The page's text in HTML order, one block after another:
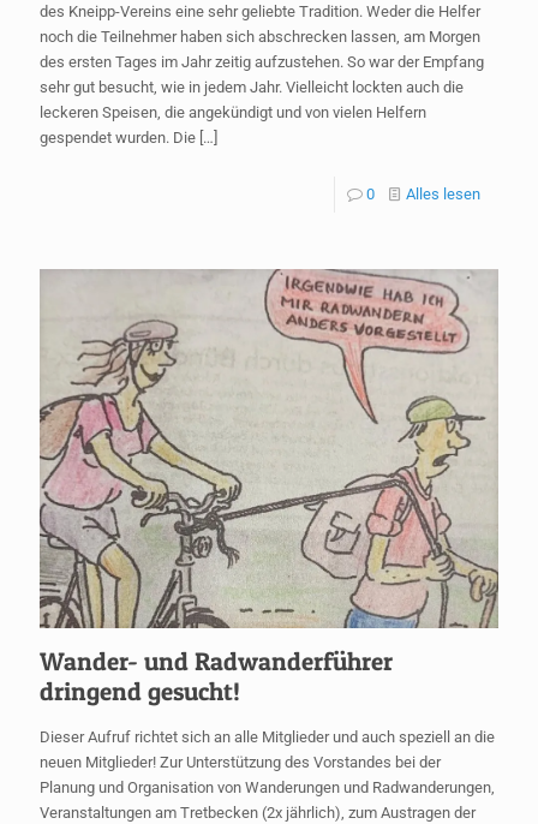
des Kneipp-Vereins eine sehr geliebte Tradition. Weder die Helfer
noch die Teilnehmer haben sich abschrecken lassen, am Morgen
des ersten Tages im Jahr zeitig aufzustehen. So war der Empfang
sehr gut besucht, wie in jedem Jahr. Vielleicht lockten auch die
leckeren Speisen, die angekündigt und von vielen Helfern
gespendet wurden. Die […]
0 Alles lesen
Wander- und Radwanderführer
dringend gesucht!
Dieser Aufruf richtet sich an alle Mitglieder und auch speziell an die
neuen Mitglieder! Zur Unterstützung des Vorstandes bei der
Planung und Organisation von Wanderungen und Radwanderungen,
Veranstaltungen am Tretbecken (2x jährlich), zum Austragen der